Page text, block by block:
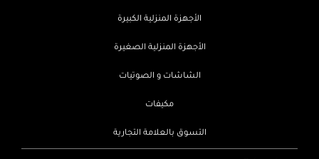
الأجهزة المنزلية الكبيرة
الأجهزة المنزلية الصغيرة
الشاشات و الصوتيات
مكيفات
التسوق بالعلامة التجارية